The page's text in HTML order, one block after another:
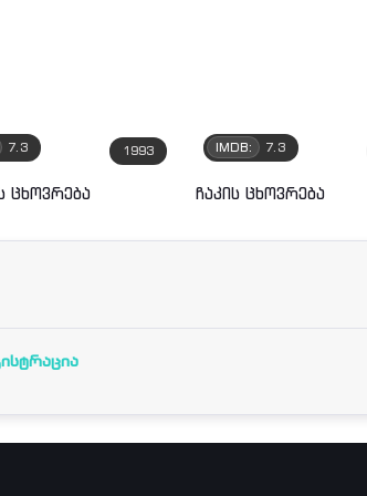
1993
7.3
ცხოვრება
IMDB: 7.3
ჩაკის ცხოვრება